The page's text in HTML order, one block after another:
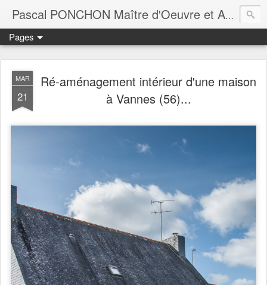
Pascal PONCHON Maître d'Oeuvre et Architecte d'intérieur Vannes Morbihan Bretagne
Pages
MAR
21
Ré-aménagement intérieur d'une maison
à Vannes (56)...